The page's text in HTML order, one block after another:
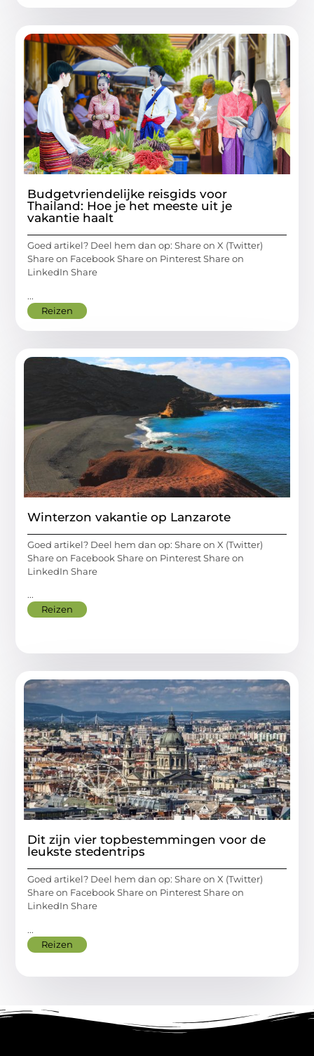
Budgetvriendelijke reisgids voor
Thailand: Hoe je het meeste uit je
vakantie haalt
Goed artikel? Deel hem dan op: Share on X (Twitter)
Share on Facebook Share on Pinterest Share on
LinkedIn Share
...
Reizen
Winterzon vakantie op Lanzarote
Goed artikel? Deel hem dan op: Share on X (Twitter)
Share on Facebook Share on Pinterest Share on
LinkedIn Share
...
Reizen
Dit zijn vier topbestemmingen voor de
leukste stedentrips
Goed artikel? Deel hem dan op: Share on X (Twitter)
Share on Facebook Share on Pinterest Share on
LinkedIn Share
...
Reizen